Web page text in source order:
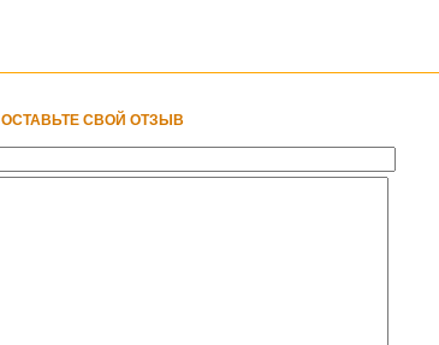
ОСТАВЬТЕ СВОЙ ОТЗЫВ